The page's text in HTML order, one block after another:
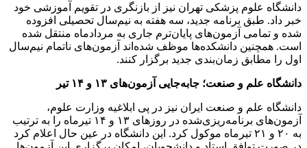
دانشگاه علوم پزشکی تهران نیز از بازنگری در تقویم آموزشی خود
خبر داد. طبق برنامه جدید، سه هفته به نیم‌سال تحصیلی افزوده
شده و تمامی آزمون‌های پایان‌ترم جاری به مردادماه منتقل شده
است. همچنین دانشکده‌ها موظف شده‌اند آزمون‌های ناتمام نیم‌سال
اول را مطابق زمان‌بندی جدید برگزار کنند.
دانشگاه علم و صنعت؛ جابه‌جایی آزمون‌های ۱۳ و ۱۴ تیر
دانشگاه علم و صنعت ایران نیز در پی ابلاغیه وزارت علوم،
آزمون‌های برنامه‌ریزی‌شده در روزهای ۱۳ و ۱۴ تیرماه را به ترتیب
به ۲۰ و ۲۱ تیرماه موکول کرد. این دانشگاه در عین حال اعلام کرد